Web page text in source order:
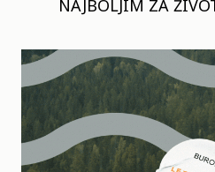
NAJBOLJIM ZA